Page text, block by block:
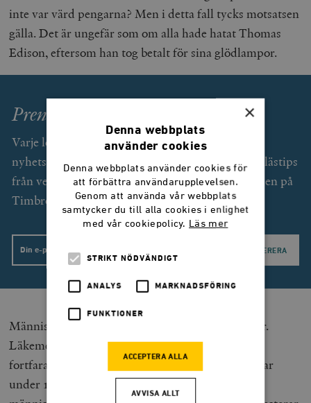
inte var värd pengarna? Men i detta fall tycks motsatsen
gälla. Det är ungefär som om alla hade hatat Thomas
Edison, eftersom han tog betalt för sina glödlampor.
Prenumerera på Smedjan!
Varje lördag får du som prenumerant (gratis) ett
nyhetsbrev med exklusiv text av Svend Dahl och lästips
från veckan som gått. Dessutom unika erbjudanden på
Timbro förlags utgivning.
Email
Människor har goda skäl att överge sina fördomar.
Läkemedelsbranschen är en av få sektorer som
fortfarande är innovativ på det sätt näringslivet var
under 1900-talet. Dess landvinningar påverkar
×
Denna webbplats
använder cookies
Denna webbplats använder cookies för
att förbättra användarupplevelsen.
Genom att använda vår webbplats
samtycker du till alla cookies i enlighet
med vår cookiepolicy. Läs mer
STRIKT NÖDVÄNDIGT
ANALYS MARKNADSFÖRING
FUNKTIONER
ACCEPTERA ALLA
AVVISA ALLT